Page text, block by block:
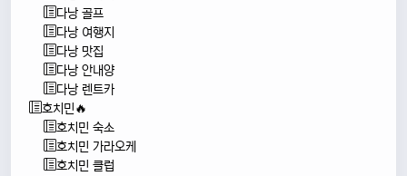
다낭 골프
다낭 여행지
다낭 맛집
다낭 안내양
다낭 렌트카
호치민🔥
호치민 숙소
호치민 가라오케
호치민 클럽